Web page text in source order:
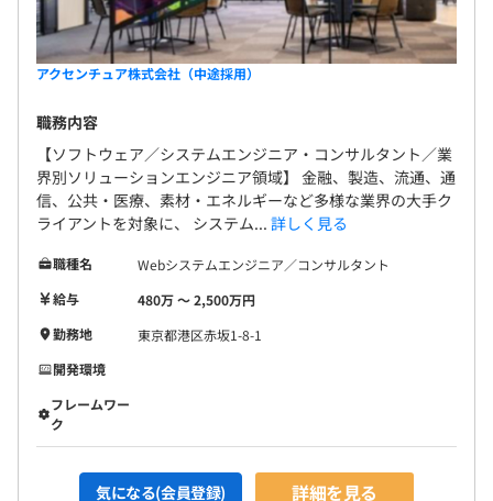
アクセンチュア株式会社（中途採用）
職務内容
【ソフトウェア／システムエンジニア・コンサルタント／業
界別ソリューションエンジニア領域】 金融、製造、流通、通
信、公共・医療、素材・エネルギーなど多様な業界の大手ク
ライアントを対象に、 システム... 詳しく見る
職種名
Webシステムエンジニア／コンサルタント
給与
480万 〜 2,500万円
勤務地
東京都港区赤坂1-8-1
開発環境
フレームワー
ク
気になる(会員登録) 詳細を見る